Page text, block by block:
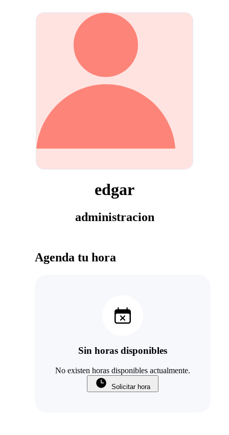
edgar
administracion
Agenda tu hora
Sin horas disponibles
No existen horas disponibles actualmente.
Solicitar hora